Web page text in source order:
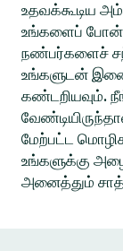
உதவக்கூடிய
உங்களைப்
நண்பர்களைச்
உங்களுடன் இணை
கண்டறியவும்.
மேற்பட்ட
உங்களுக்கு
அனைத்தும்